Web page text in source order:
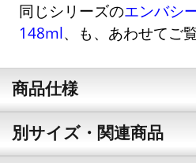
同じシリーズのエンバシ
148ml、も、あわせてご
商品仕様
別サイズ・関連商品